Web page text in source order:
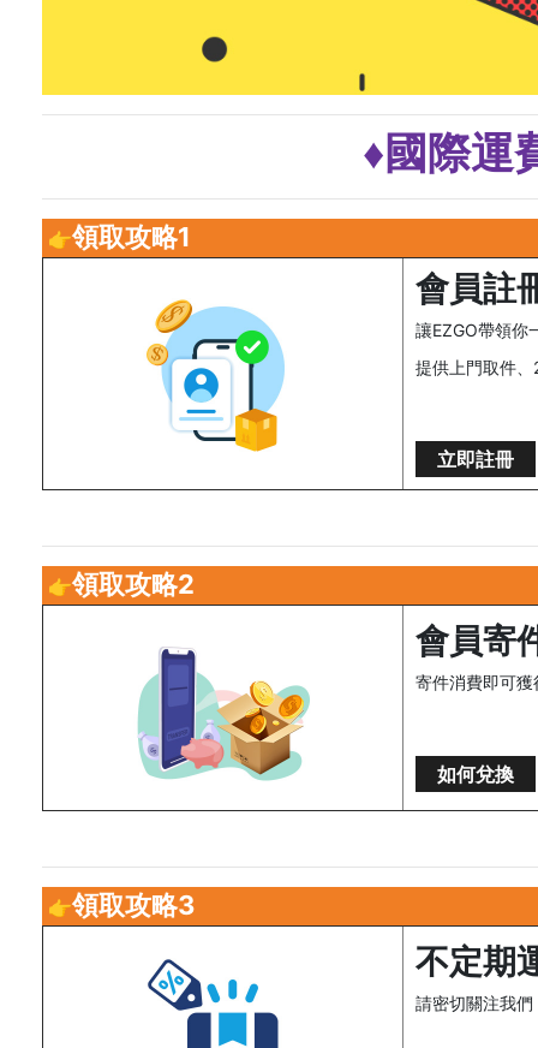
♦︎國際運
👉領取攻略1
會員註
讓EZGO帶領你
提供上門取件
立即註冊
👉領取攻略2
會員寄
寄件消費即可
如何兌換
👉領取攻略3
不定期
請密切關注我